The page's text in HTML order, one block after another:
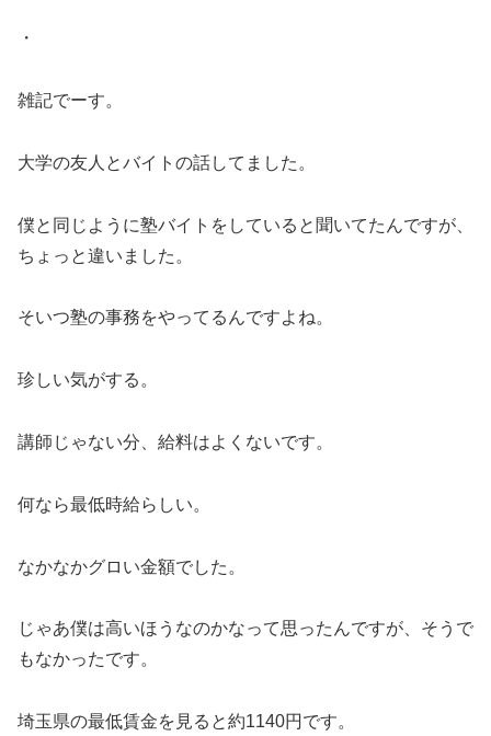
・
雑記でーす。
大学の友人とバイトの話してました。
僕と同じように塾バイトをしていると聞いてたんですが、
ちょっと違いました。
そいつ塾の事務をやってるんですよね。
珍しい気がする。
講師じゃない分、給料はよくないです。
何なら最低時給らしい。
なかなかグロい金額でした。
じゃあ僕は高いほうなのかなって思ったんですが、そうで
もなかったです。
埼玉県の最低賃金を見ると約1140円です。